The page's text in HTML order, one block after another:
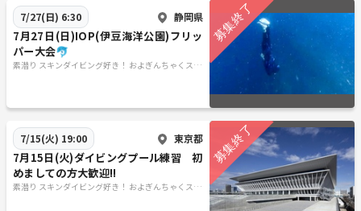
7/27(日) 6:30 静岡県
7月27日(日)IOP(伊豆海洋公園)フリッ
パー大会🐬
素潜り スキンダイビング好き！ およぎんちゃくスキ
7/15(火) 19:00 東京都
7月15日(火)ダイビングプール練習 初
めましての方大歓迎!!
素潜り スキンダイビング好き！ およぎんちゃくスキ